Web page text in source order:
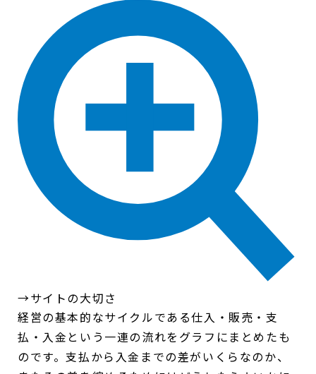
→サイトの大切さ
経営の基本的なサイクルである仕入・販売・支
払・入金という一連の流れをグラフにまとめたも
のです。支払から入金までの差がいくらなのか、